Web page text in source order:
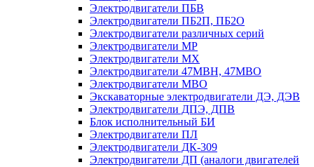
Электродвигатели ПБВ
Электродвигатели ПБ2П, ПБ2О
Электродвигатели различных серий
Электродвигатели МР
Электродвигатели MX
Электродвигатели 47MBH, 47МВО
Электродвигатели MBO
Экскаваторные электродвигатели ДЭ, ДЭВ
Электродвигатели ДПЭ, ДПВ
Блок исполнительный БИ
Электродвигатели ПЛ
Электродвигатели ДК-309
Электродвигатели ДП (аналоги двигателей